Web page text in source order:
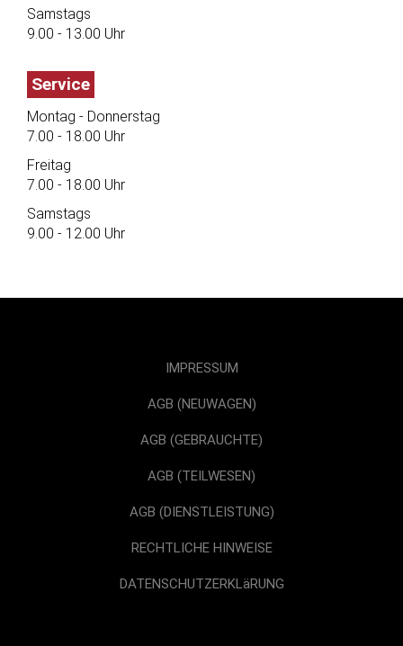
Samstags
9.00 - 13.00 Uhr
Service
Montag - Donnerstag
7.00 - 18.00 Uhr
Freitag
7.00 - 18.00 Uhr
Samstags
9.00 - 12.00 Uhr
IMPRESSUM
AGB (NEUWAGEN)
AGB (GEBRAUCHTE)
AGB (TEILWESEN)
AGB (DIENSTLEISTUNG)
RECHTLICHE HINWEISE
DATENSCHUTZERKLäRUNG